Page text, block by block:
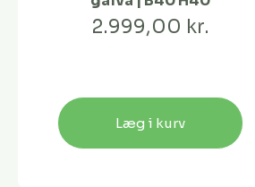
2.999,00 kr.
Læg i kurv